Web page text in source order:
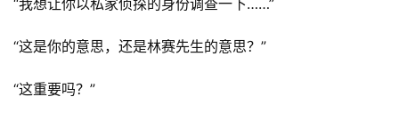
“这是你的意思，还是林赛先生的意思？”
“这重要吗？”